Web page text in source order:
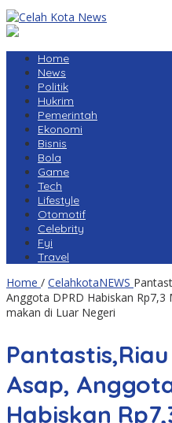
Home
News
Politik
Hukrim
Pemerintah
Ekonomi
Bisnis
Bola
Game
Tech
Lifestyle
Otomotif
Celebrity
Fyi
Travel
Home / CelahkotaNEWS
Anggota DPRD Habiskan
makan di Luar Negeri
Asap,
Habiskan